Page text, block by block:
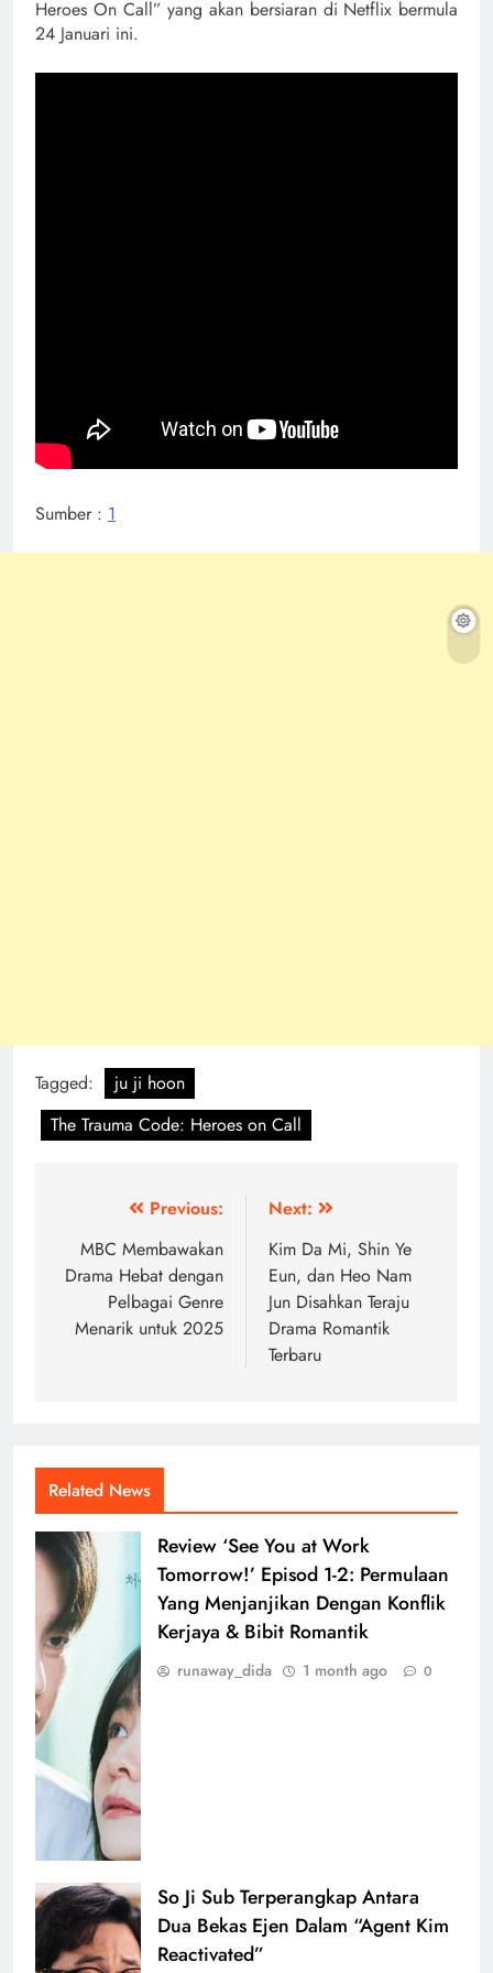
Heroes On Call” yang akan bersiaran di Netflix bermula
24 Januari ini.
Sumber : 1
Tagged:
ju ji hoon
The Trauma Code: Heroes on Call
navigation
Previous:
MBC Membawakan
Drama Hebat dengan
Pelbagai Genre
Menarik untuk 2025
Next:
Kim Da Mi, Shin Ye
Eun, dan Heo Nam
Jun Disahkan Teraju
Drama Romantik
Terbaru
Related News
Review ‘See You at Work
Tomorrow!’ Episod 1-2: Permulaan
Yang Menjanjikan Dengan Konflik
Kerjaya & Bibit Romantik
runaway_dida 1 month ago 0
So Ji Sub Terperangkap Antara
Dua Bekas Ejen Dalam “Agent Kim
Reactivated”